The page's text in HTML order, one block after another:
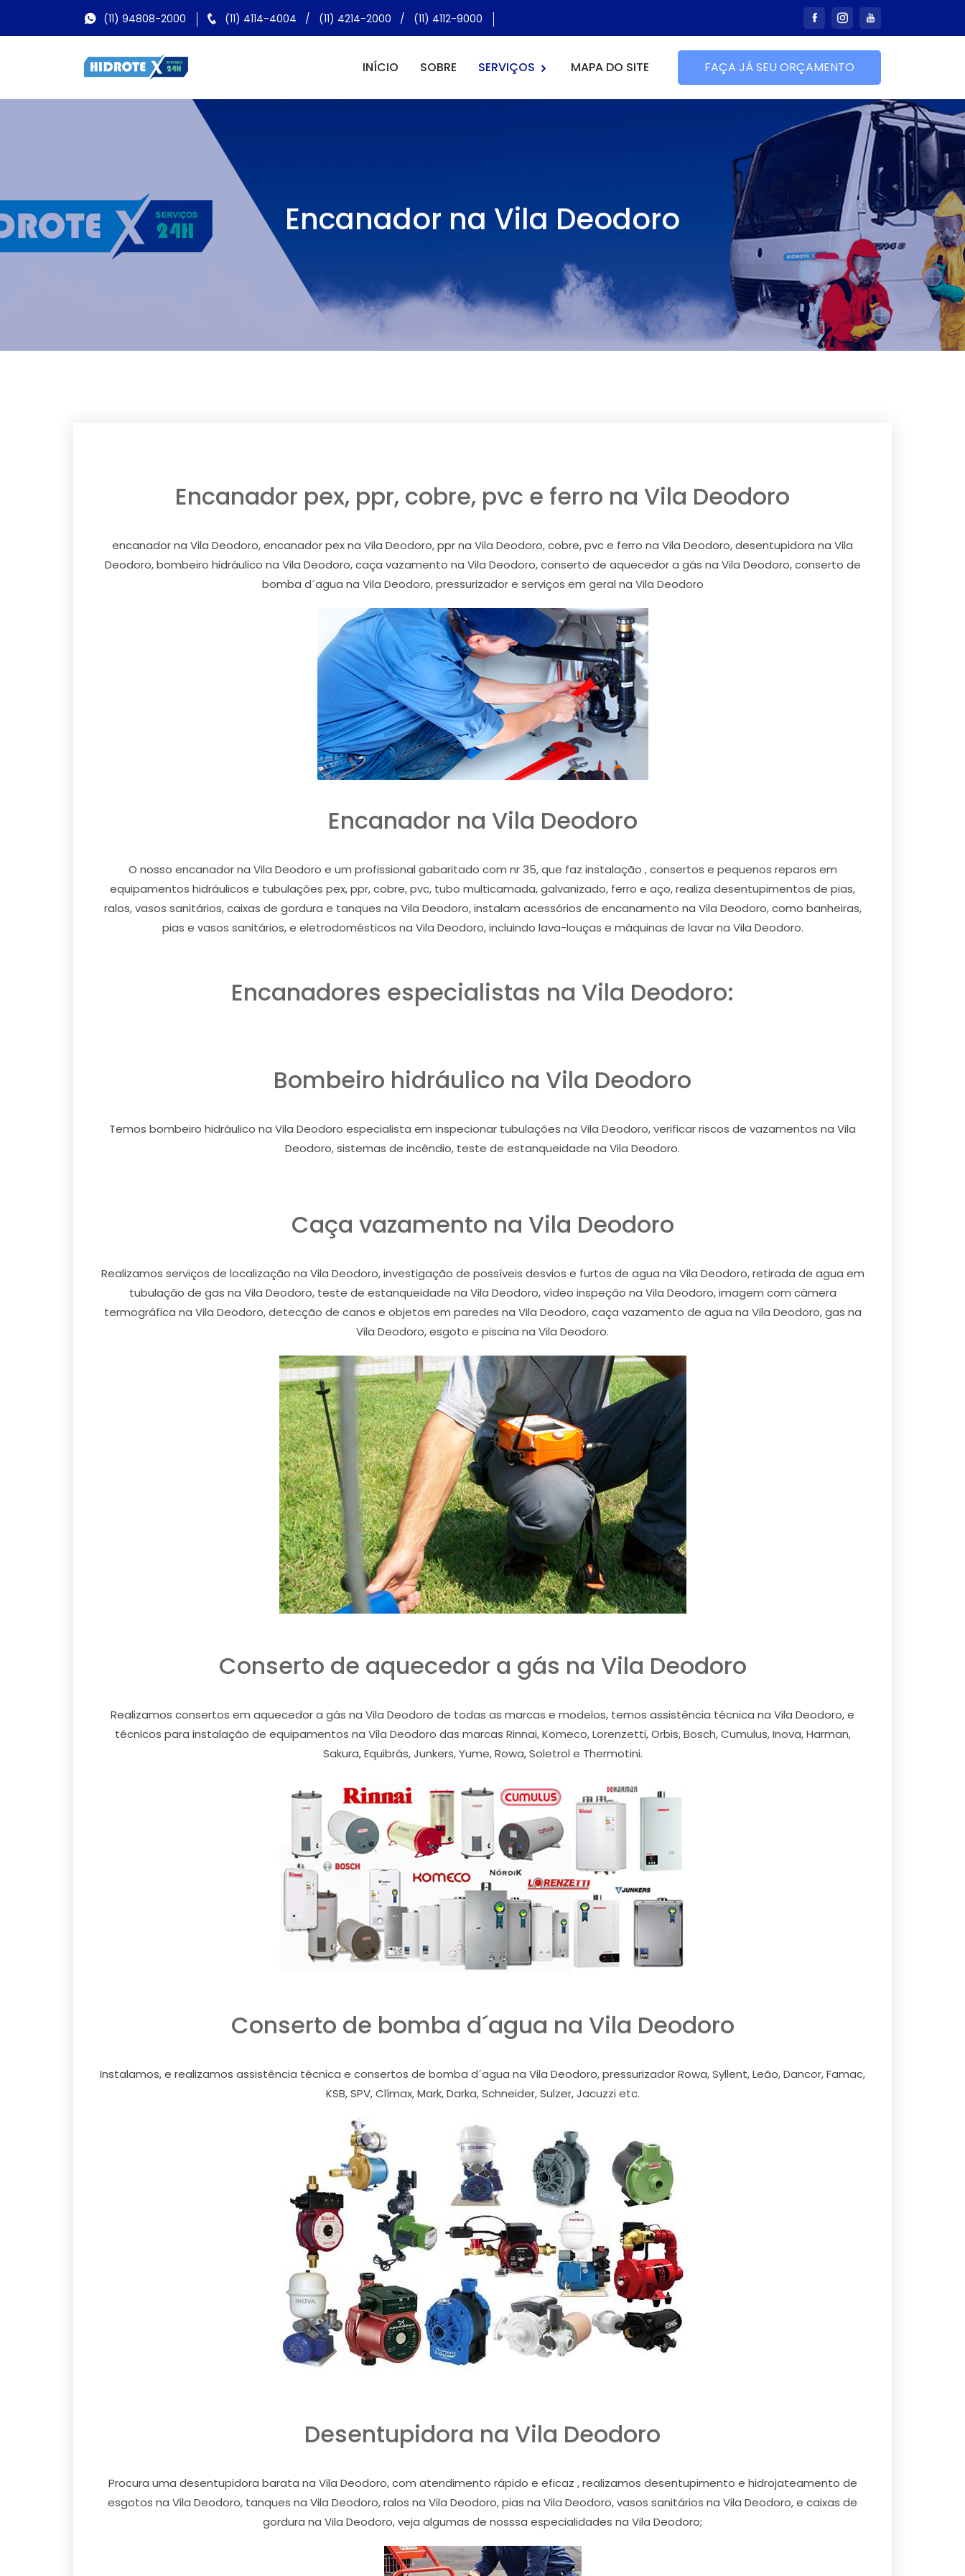
(11) 94808-2000 (11) 4114-4004 / (11) 4214-2000 / (11) 4112-9000
INÍCIO SOBRE SERVIÇOS MAPA DO SITE FAÇA JÁ SEU ORÇAMENTO
Encanador na Vila Deodoro
Encanador pex, ppr, cobre, pvc e ferro na Vila Deodoro
encanador na Vila Deodoro, encanador pex na Vila Deodoro, ppr na Vila Deodoro, cobre, pvc e ferro na Vila Deodoro, desentupidora na Vila
Deodoro, bombeiro hidráulico na Vila Deodoro, caça vazamento na Vila Deodoro, conserto de aquecedor a gás na Vila Deodoro, conserto de
bomba d´agua na Vila Deodoro, pressurizador e serviços em geral na Vila Deodoro
Encanador na Vila Deodoro
O nosso encanador na Vila Deodoro e um profissional gabaritado com nr 35, que faz instalação , consertos e pequenos reparos em
equipamentos hidráulicos e tubulações pex, ppr, cobre, pvc, tubo multicamada, galvanizado, ferro e aço, realiza desentupimentos de pias,
ralos, vasos sanitários, caixas de gordura e tanques na Vila Deodoro, instalam acessórios de encanamento na Vila Deodoro, como banheiras,
pias e vasos sanitários, e eletrodomésticos na Vila Deodoro, incluindo lava-louças e máquinas de lavar na Vila Deodoro.
Encanadores especialistas na Vila Deodoro:
Bombeiro hidráulico na Vila Deodoro
Temos bombeiro hidráulico na Vila Deodoro especialista em inspecionar tubulações na Vila Deodoro, verificar riscos de vazamentos na Vila
Deodoro, sistemas de incêndio, teste de estanqueidade na Vila Deodoro.
Caça vazamento na Vila Deodoro
Realizamos serviços de localização na Vila Deodoro, investigação de possíveis desvios e furtos de agua na Vila Deodoro, retirada de agua em
tubulação de gas na Vila Deodoro, teste de estanqueidade na Vila Deodoro, vídeo inspeção na Vila Deodoro, imagem com câmera
termográfica na Vila Deodoro, detecção de canos e objetos em paredes na Vila Deodoro, caça vazamento de agua na Vila Deodoro, gas na
Vila Deodoro, esgoto e piscina na Vila Deodoro.
Conserto de aquecedor a gás na Vila Deodoro
Realizamos consertos em aquecedor a gás na Vila Deodoro de todas as marcas e modelos, temos assistência técnica na Vila Deodoro, e
técnicos para instalação de equipamentos na Vila Deodoro das marcas Rinnai, Komeco, Lorenzetti, Orbis, Bosch, Cumulus, Inova, Harman,
Sakura, Equibrás, Junkers, Yume, Rowa, Soletrol e Thermotini.
Conserto de bomba d´agua na Vila Deodoro
Instalamos, e realizamos assistência técnica e consertos de bomba d´agua na Vila Deodoro, pressurizador Rowa, Syllent, Leão, Dancor, Famac,
KSB, SPV, Clímax, Mark, Darka, Schneider, Sulzer, Jacuzzi etc.
Desentupidora na Vila Deodoro
Procura uma desentupidora barata na Vila Deodoro, com atendimento rápido e eficaz , realizamos desentupimento e hidrojateamento de
esgotos na Vila Deodoro, tanques na Vila Deodoro, ralos na Vila Deodoro, pias na Vila Deodoro, vasos sanitários na Vila Deodoro, e caixas de
gordura na Vila Deodoro, veja algumas de nosssa especialidades na Vila Deodoro;